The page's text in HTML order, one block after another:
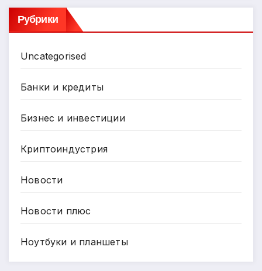
Рубрики
Uncategorised
Банки и кредиты
Бизнес и инвестиции
Криптоиндустрия
Новости
Новости плюс
Ноутбуки и планшеты